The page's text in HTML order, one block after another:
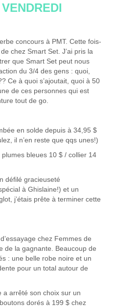
concours à PMT. Cette fois-
chez Smart Set. J’ai pris la
que Smart Set peut nous
du 3/4 des gens : quoi,
Ce à quoi s’ajoutait, quoi à 50
de ces personnes qui est
tout de go.
en solde depuis à 34,95 $
il n’en reste que qqs unes!)
bleues 10 $ / collier 14
défilé gracieuseté
à Ghislaine!) et un
j’étais prête à terminer cette
chez Femmes de
de la gagnante. Beaucoup de
: une belle robe noire et un
pour un total autour de
a arrêté son choix sur un
dorés à 199 $ chez